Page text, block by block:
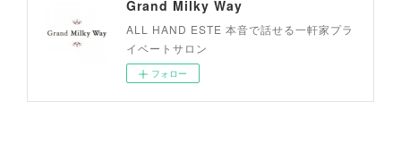
Grand Milky Way
ALL HAND ESTE 本音で話せる一軒家プラ
イベートサロン
フォロー